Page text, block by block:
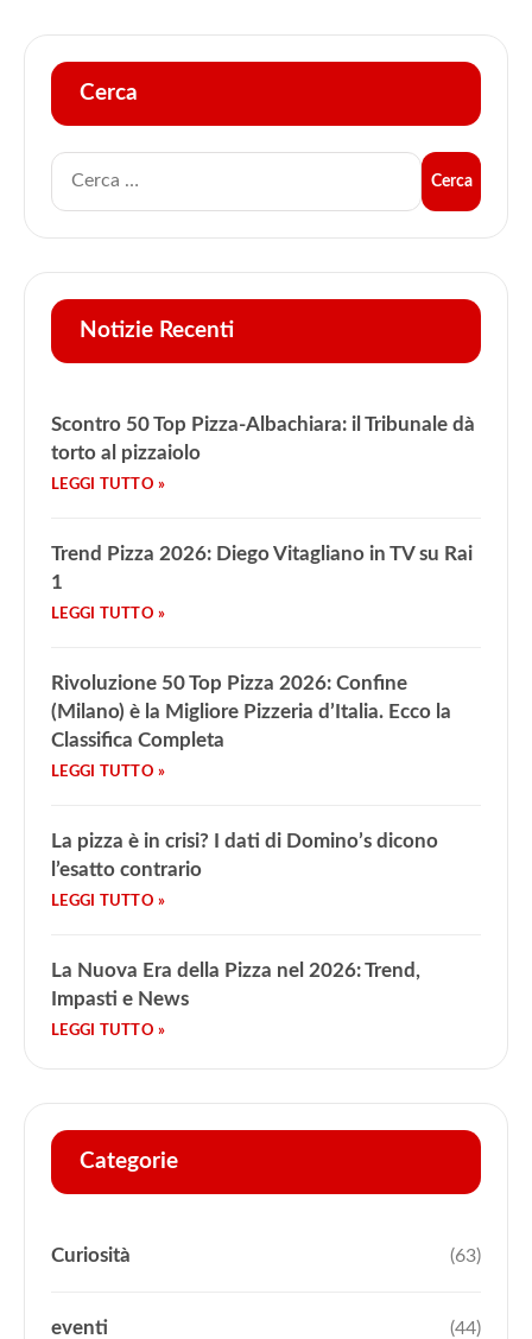
Cerca
Notizie Recenti
Scontro 50 Top Pizza-Albachiara: il Tribunale dà
torto al pizzaiolo
Trend Pizza 2026: Diego Vitagliano in TV su Rai
1
Rivoluzione 50 Top Pizza 2026: Confine
(Milano) è la Migliore Pizzeria d’Italia. Ecco la
Classifica Completa
La pizza è in crisi? I dati di Domino’s dicono
l’esatto contrario
La Nuova Era della Pizza nel 2026: Trend,
Impasti e News
Categorie
Curiosità (63)
eventi (44)